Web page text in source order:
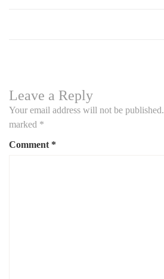
Leave a Reply
Your email address will not be published.
marked *
Comment *